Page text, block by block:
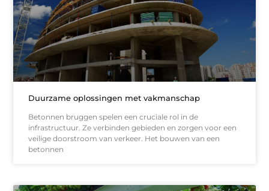
Duurzame oplossingen met vakmanschap
Betonnen bruggen spelen een cruciale rol in de
infrastructuur. Ze verbinden gebieden en zorgen voor een
veilige doorstroom van verkeer. Het bouwen van een
betonnen